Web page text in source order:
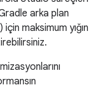
arka plan
maksimum yığın